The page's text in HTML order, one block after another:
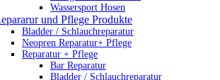
Wassersport Hosen
und Pflege Produkte
Bladder / Schlauchreparatur
Neopren Reparatur+ Pflege
Reparatur + Pflege
Bar Reparatur
Bladder / Schlauchreparatur